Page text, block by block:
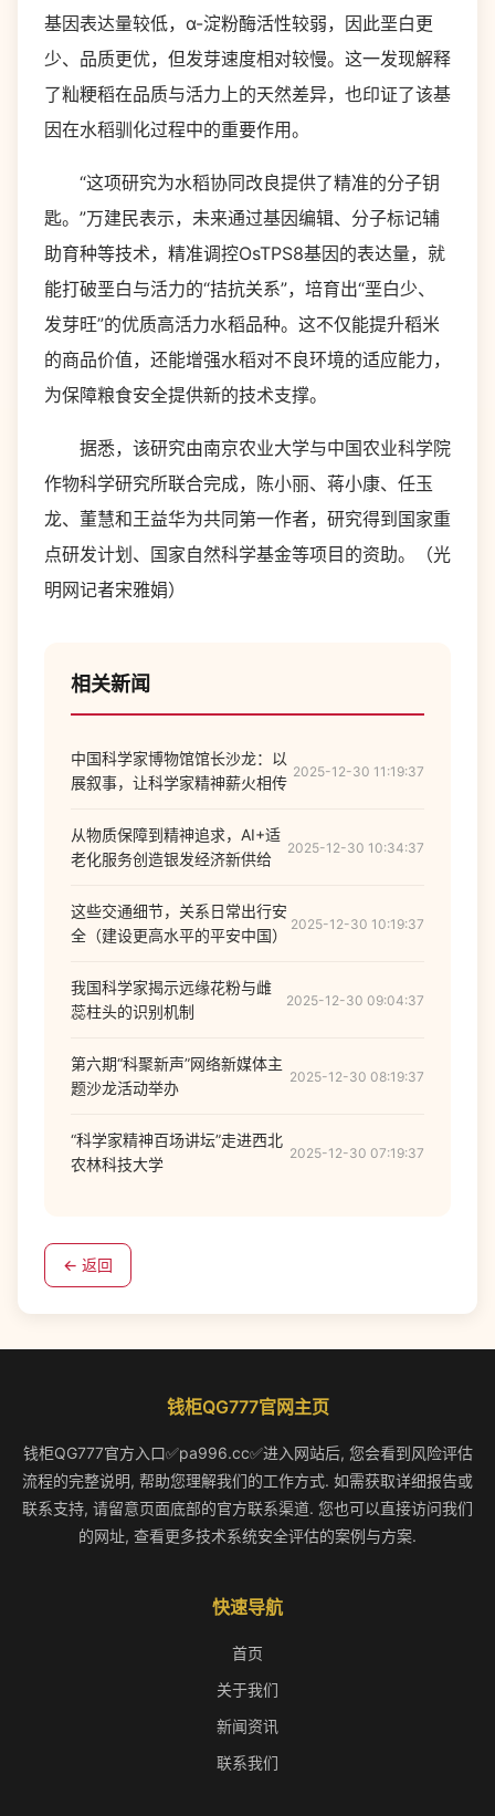
基因表达量较低，α-淀粉酶活性较弱，因此垩白更
少、品质更优，但发芽速度相对较慢。这一发现解释
了籼粳稻在品质与活力上的天然差异，也印证了该基
因在水稻驯化过程中的重要作用。
“这项研究为水稻协同改良提供了精准的分子钥
匙。”万建民表示，未来通过基因编辑、分子标记辅
助育种等技术，精准调控OsTPS8基因的表达量，就
能打破垩白与活力的“拮抗关系”，培育出“垩白少、
发芽旺”的优质高活力水稻品种。这不仅能提升稻米
的商品价值，还能增强水稻对不良环境的适应能力，
为保障粮食安全提供新的技术支撑。
据悉，该研究由南京农业大学与中国农业科学院
作物科学研究所联合完成，陈小丽、蒋小康、任玉
龙、董慧和王益华为共同第一作者，研究得到国家重
点研发计划、国家自然科学基金等项目的资助。（光
明网记者宋雅娟）
相关新闻
中国科学家博物馆馆长沙龙：以
展叙事，让科学家精神薪火相传
2025-12-30 11:19:37
从物质保障到精神追求，AI+适
老化服务创造银发经济新供给
2025-12-30 10:34:37
这些交通细节，关系日常出行安
全（建设更高水平的平安中国）
2025-12-30 10:19:37
我国科学家揭示远缘花粉与雌
蕊柱头的识别机制
2025-12-30 09:04:37
第六期“科聚新声”网络新媒体主
题沙龙活动举办
2025-12-30 08:19:37
“科学家精神百场讲坛”走进西北
农林科技大学
2025-12-30 07:19:37
← 返回
钱柜QG777官网主页
钱柜QG777官方入口✅pa996.cc✅进入网站后, 您会看到风险评估
流程的完整说明, 帮助您理解我们的工作方式. 如需获取详细报告或
联系支持, 请留意页面底部的官方联系渠道. 您也可以直接访问我们
的网址, 查看更多技术系统安全评估的案例与方案.
快速导航
首页
关于我们
新闻资讯
联系我们